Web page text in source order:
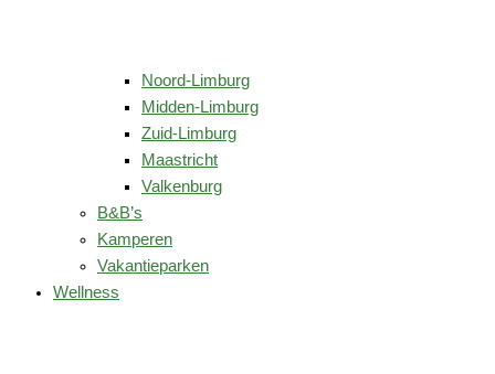
Noord-Limburg
Midden-Limburg
Zuid-Limburg
Maastricht
Valkenburg
B&B’s
Kamperen
Vakantieparken
Wellness